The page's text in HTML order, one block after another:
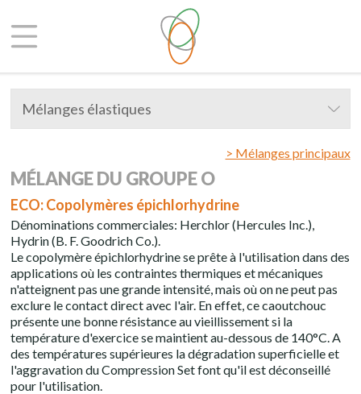
Mélanges élastiques
> Mélanges principaux
MÉLANGE DU GROUPE O
ECO: Copolymères épichlorhydrine
Dénominations commerciales: Herchlor (Hercules Inc.),
Hydrin (B. F. Goodrich Co.).
Le copolymère épichlorhydrine se prête à l'utilisation dans des
applications où les contraintes thermiques et mécaniques
n'atteignent pas une grande intensité, mais où on ne peut pas
exclure le contact direct avec l'air. En effet, ce caoutchouc
présente une bonne résistance au vieillissement si la
température d'exercice se maintient au-dessous de 140°C. A
des températures supérieures la dégradation superficielle et
l'aggravation du Compression Set font qu'il est déconseillé
pour l'utilisation.